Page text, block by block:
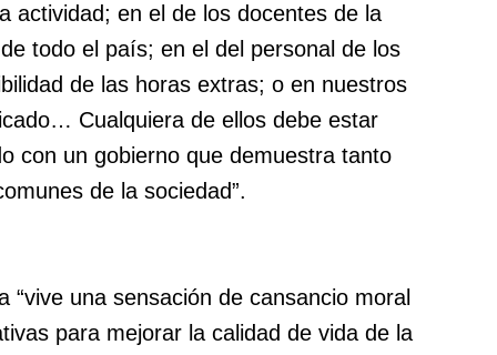
actividad; en el de los docentes de la
todo el país; en el del personal de los
de las horas extras; o en nuestros
Cualquiera de ellos debe estar
con un gobierno que demuestra tanto
de la sociedad”.
una sensación de cansancio moral
para mejorar la calidad de vida de la